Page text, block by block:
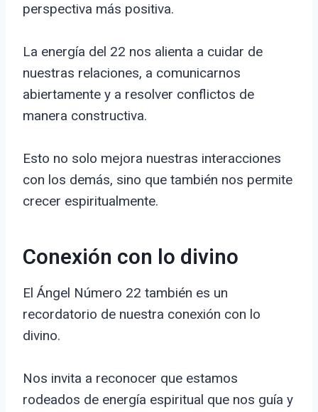
perspectiva más positiva.
La energía del 22 nos alienta a cuidar de
nuestras relaciones, a comunicarnos
abiertamente y a resolver conflictos de
manera constructiva.
Esto no solo mejora nuestras interacciones
con los demás, sino que también nos permite
crecer espiritualmente.
Conexión con lo divino
El Ángel Número 22 también es un
recordatorio de nuestra conexión con lo
divino.
Nos invita a reconocer que estamos
rodeados de energía espiritual que nos guía y